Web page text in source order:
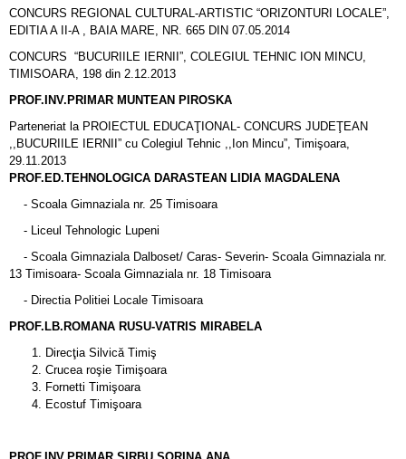
CONCURS REGIONAL CULTURAL-ARTISTIC “ORIZONTURI LOCALE”,
EDITIA A II-A , BAIA MARE, NR. 665 DIN 07.05.2014
CONCURS “BUCURIILE IERNII”, COLEGIUL TEHNIC ION MINCU,
TIMISOARA, 198 din 2.12.2013
PROF.INV.PRIMAR MUNTEAN PIROSKA
Parteneriat la PROIECTUL EDUCAŢIONAL- CONCURS JUDEŢEAN
,,BUCURIILE IERNII” cu Colegiul Tehnic ,,Ion Mincu”, Timişoara,
29.11.2013
PROF.ED.TEHNOLOGICA DARASTEAN LIDIA MAGDALENA
- Scoala Gimnaziala nr. 25 Timisoara
- Liceul Tehnologic Lupeni
- Scoala Gimnaziala Dalboset/ Caras- Severin- Scoala Gimnaziala nr.
13 Timisoara- Scoala Gimnaziala nr. 18 Timisoara
- Directia Politiei Locale Timisoara
PROF.LB.ROMANA RUSU-VATRIS MIRABELA
Direcţia Silvică Timiş
Crucea roşie Timişoara
Fornetti Timişoara
Ecostuf Timişoara